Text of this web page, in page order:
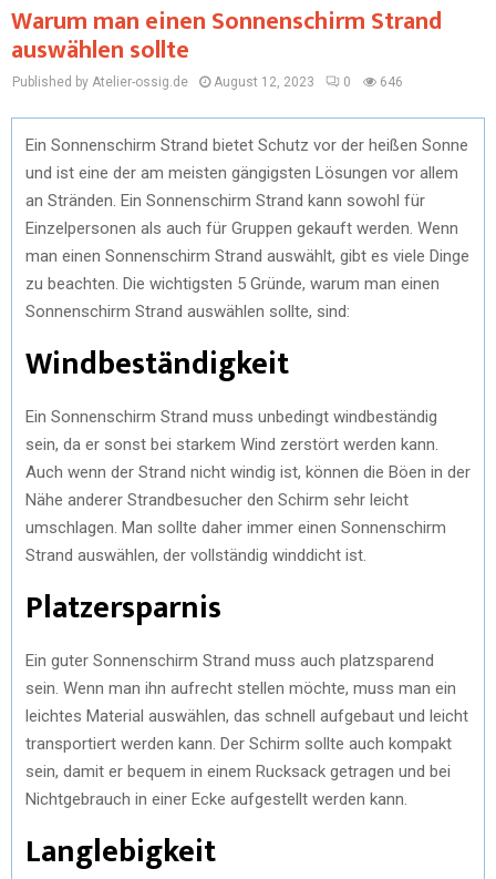
Warum man einen Sonnenschirm Strand
auswählen sollte
Published by Atelier-ossig.de August 12, 2023 0 646
Ein Sonnenschirm Strand bietet Schutz vor der heißen Sonne
und ist eine der am meisten gängigsten Lösungen vor allem
an Stränden. Ein Sonnenschirm Strand kann sowohl für
Einzelpersonen als auch für Gruppen gekauft werden. Wenn
man einen Sonnenschirm Strand auswählt, gibt es viele Dinge
zu beachten. Die wichtigsten 5 Gründe, warum man einen
Sonnenschirm Strand auswählen sollte, sind:
Windbeständigkeit
Ein Sonnenschirm Strand muss unbedingt windbeständig
sein, da er sonst bei starkem Wind zerstört werden kann.
Auch wenn der Strand nicht windig ist, können die Böen in der
Nähe anderer Strandbesucher den Schirm sehr leicht
umschlagen. Man sollte daher immer einen Sonnenschirm
Strand auswählen, der vollständig winddicht ist.
Platzersparnis
Ein guter Sonnenschirm Strand muss auch platzsparend
sein. Wenn man ihn aufrecht stellen möchte, muss man ein
leichtes Material auswählen, das schnell aufgebaut und leicht
transportiert werden kann. Der Schirm sollte auch kompakt
sein, damit er bequem in einem Rucksack getragen und bei
Nichtgebrauch in einer Ecke aufgestellt werden kann.
Langlebigkeit